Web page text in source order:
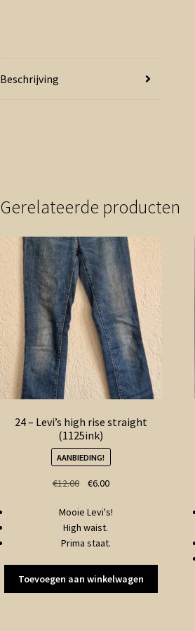
Beschrijving
Gerelateerde producten
24 – Levi’s high rise straight
(1125ink)
AANBIEDING!
€12.00
Oorspronkelijke
was:
€12.00.
€6.00Huidige
is:
Mooie Levi's!
High waist.
Prima staat.
Toevoegen aan winkelwagen